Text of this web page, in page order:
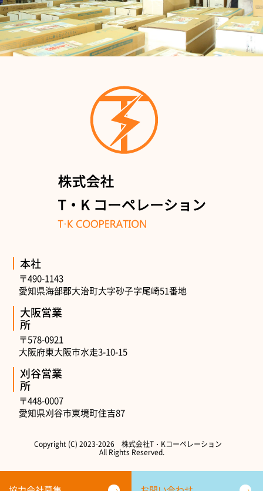
本社
〒490-1143
愛知県海部郡大治町大字砂子字尾崎51番地
大阪営業
所
〒578-0921
大阪府東大阪市水走3-10-15
刈谷営業
所
〒448-0007
愛知県刈谷市東境町住吉87
Copyright (C) 2023-2026 株式会社T・Kコーペレーション
All Rights Reserved.